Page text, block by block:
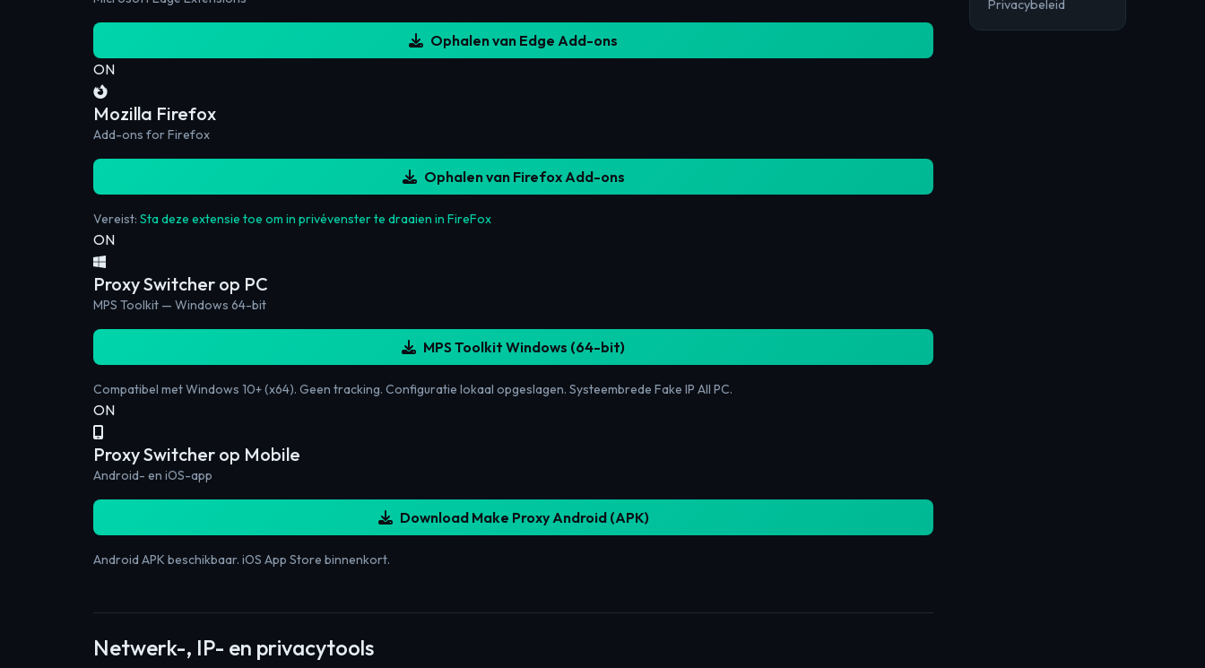
Ophalen van Edge Add-ons
ON
Mozilla Firefox
Add-ons for Firefox
Ophalen van Firefox Add-ons
Vereist: Sta deze extensie toe om in privévenster te draaien in FireFox
ON
Proxy Switcher op PC
MPS Toolkit — Windows 64-bit
MPS Toolkit Windows (64-bit)
Compatibel met Windows 10+ (x64). Geen tracking. Configuratie lokaal opgeslagen. Systeembrede Fake IP All PC.
ON
Proxy Switcher op Mobile
Android- en iOS-app
Download Make Proxy Android (APK)
Android APK beschikbaar. iOS App Store binnenkort.
Netwerk-, IP- en privacytools
Privacybeleid